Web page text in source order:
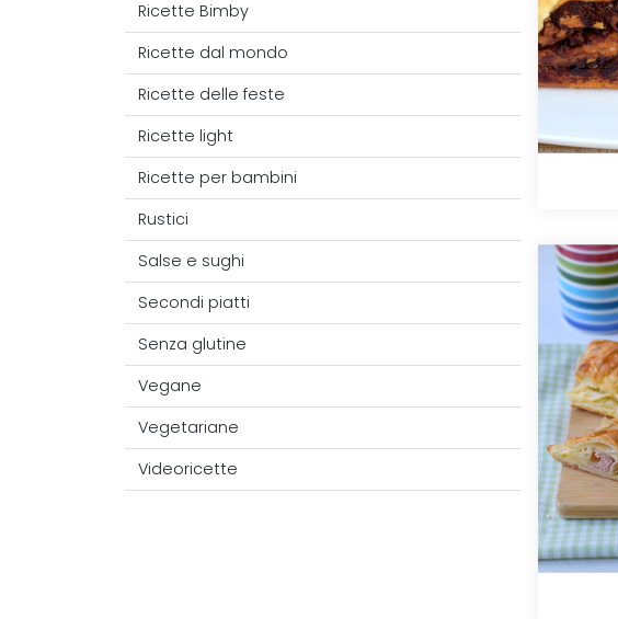
Ricette Bimby
Ricette dal mondo
Ricette delle feste
Ricette light
Ricette per bambini
Rustici
Salse e sughi
Secondi piatti
Senza glutine
Vegane
Vegetariane
Videoricette